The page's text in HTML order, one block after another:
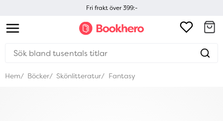
Fri frakt över 399:-
Hem Böcker Skönlitteratur Fantasy